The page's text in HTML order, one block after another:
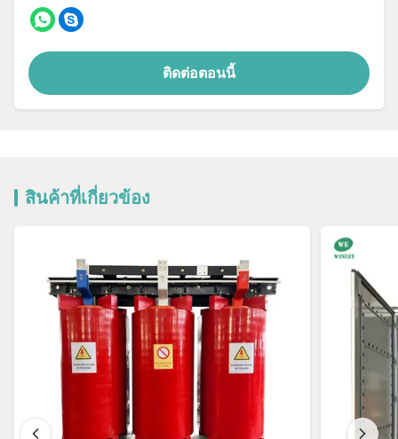
ติดต่อตอนนี้
สินค้าที่เกี่ยวข้อง